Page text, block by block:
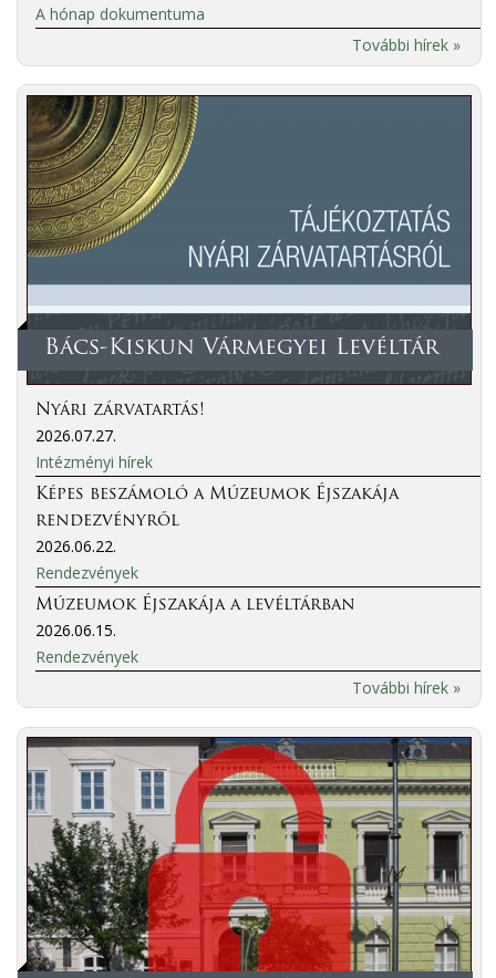
A hónap dokumentuma
További hírek »
Bács-Kiskun Vármegyei Levéltár
Nyári zárvatartás!
2026.07.27.
Intézményi hírek
Képes beszámoló a Múzeumok Éjszakája
rendezvényről
2026.06.22.
Rendezvények
Múzeumok Éjszakája a levéltárban
2026.06.15.
Rendezvények
További hírek »